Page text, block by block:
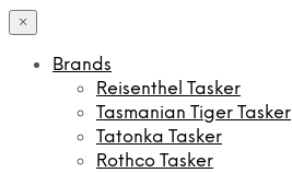
×
Brands
Reisenthel Tasker
Tasmanian Tiger Tasker
Tatonka Tasker
Rothco Tasker